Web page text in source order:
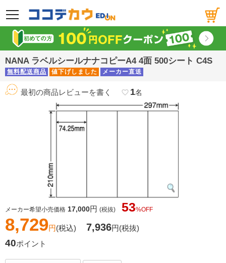
メニュー
NANA ラベルシールナナコピーA4 4面 500シート C4S
無料配送商品 値下げしました メーカー直送
最初の商品レビューを書く favorite_border 1名
メーカー希望小売価格 17,000円 (税抜) 53%OFF
8,729円(税込) 7,936円(税抜)
40ポイント